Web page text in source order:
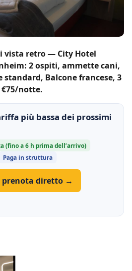
vista retro — City Hotel
2 ospiti, ammette cani,
standard, Balcone francese, 3
notte.
più bassa dei prossimi
(fino a 6 h prima dell’arrivo)
Paga in struttura
prenota diretto →